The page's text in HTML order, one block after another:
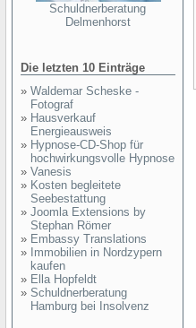
Schuldnerberatung
Delmenhorst
Die letzten 10 Einträge
» Waldemar Scheske -
Fotograf
» Hausverkauf
Energieausweis
» Hypnose-CD-Shop für
hochwirkungsvolle Hypnose
» Vanesis
» Kosten begleitete
Seebestattung
» Joomla Extensions by
Stephan Römer
» Embassy Translations
» Immobilien in Nordzypern
kaufen
» Ella Hopfeldt
» Schuldnerberatung
Hamburg bei Insolvenz